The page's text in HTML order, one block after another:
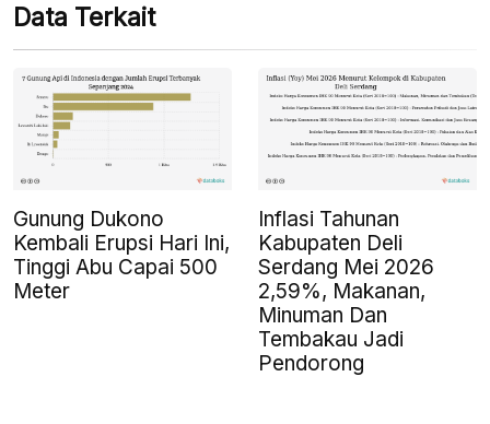
Data Terkait
Gunung Dukono
Kembali Erupsi Hari Ini,
Tinggi Abu Capai 500
Meter
Inflasi Tahunan
Kabupaten Deli
Serdang Mei 2026
2,59%, Makanan,
Minuman Dan
Tembakau Jadi
Pendorong